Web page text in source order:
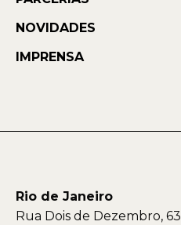
NOVIDADES
IMPRENSA
Rio de Janeiro
Rua Dois de Dezembro, 63